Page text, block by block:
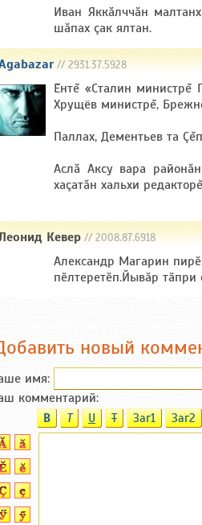
Иван Яккăлччăн
шăпах çак ялтан.
// 2931.37.5928
Ĕнтĕ «Сталин министрĕ
Хрущёв министрĕ,
Паллах, Дементьев та
Аслă Аксу вара
хаçатăн хальхи
Кевер// 2008.87.6918
Александр Магарин
пӗлтеретӗп.Йывӑр тӑпри
новый
имя:
комментарий:
B T U T Заг1 Заг2